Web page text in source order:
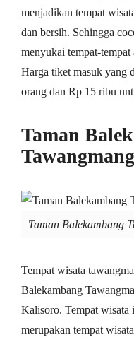
menjadikan tempat
dan bersih. Sehingga
menyukai tempat-tempat
Harga tiket masuk yang
orang dan Rp 15 ribu
Taman
Taman Balekambang
Tempat wisata
Balekambang
Kalisoro. Tempat wisata
merupakan tempat